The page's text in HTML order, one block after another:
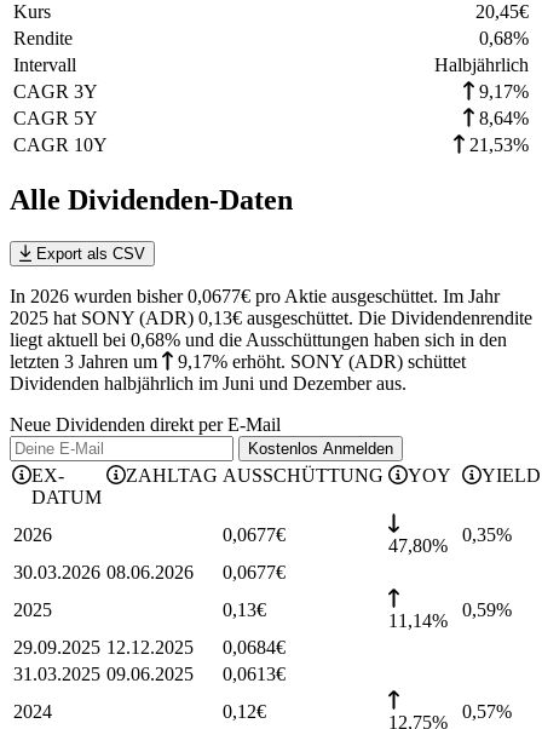
Kurs
20,45€
Rendite
0,68%
Intervall
Halbjährlich
CAGR 3Y
9,17%
CAGR 5Y
8,64%
CAGR 10Y
21,53%
Alle Dividenden-Daten
Export als CSV
In 2026 wurden bisher 0,0677€ pro Aktie ausgeschüttet. Im Jahr
2025 hat SONY (ADR) 0,13€ ausgeschüttet. Die Dividendenrendite
liegt aktuell bei 0,68% und die Ausschüttungen haben sich in den
letzten 3 Jahren um 9,17% erhöht. SONY (ADR) schüttet
Dividenden halbjährlich im Juni und Dezember aus.
Neue Dividenden direkt per E-Mail
Kostenlos Anmelden
EX-
DATUM
ZAHLTAG AUSSCHÜTTUNG YOY YIELD
2026 0,0677€
47,80%
0,35%
30.03.2026 08.06.2026 0,0677€
2025
0,13€
11,14%
0,59%
29.09.2025 12.12.2025 0,0684€
31.03.2025 09.06.2025 0,0613€
2024
0,12€
12,75%
0,57%